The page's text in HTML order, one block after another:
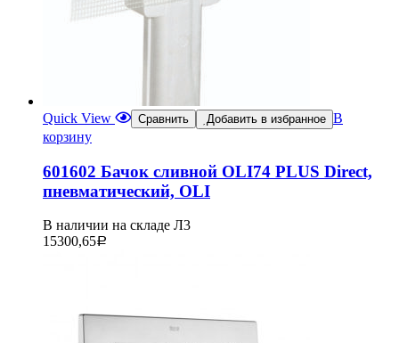
Quick View Сравнить Добавить в избранное В
корзину
601602 Бачок сливной OLI74 PLUS Direct,
пневматический, OLI
В наличии на складе Л3
15300,65Р